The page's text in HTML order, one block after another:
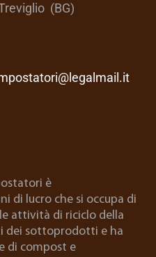
(BG)
è
di lucro che si occupa di
attività di riciclo della
dei sottoprodotti e ha
di compost e